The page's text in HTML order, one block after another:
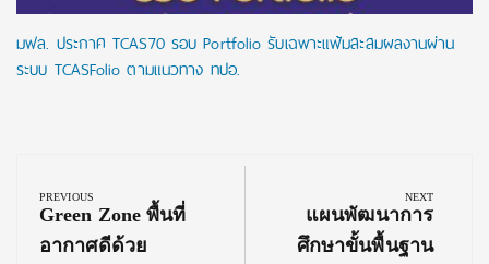
มฟล. ประกาศ TCAS70 รอบ Portfolio รับเฉพาะแฟ้มสะสมผลงานผ่าน
ระบบ TCASFolio ตามแนวทาง ทปอ.
navigation
PREVIOUS
Previous
Post:
Green Zone พื้นที่
อากาศดีด้วย
NEXT
Next
Post:
แผนพัฒนาการ
ศึกษาขั้นพื้นฐาน